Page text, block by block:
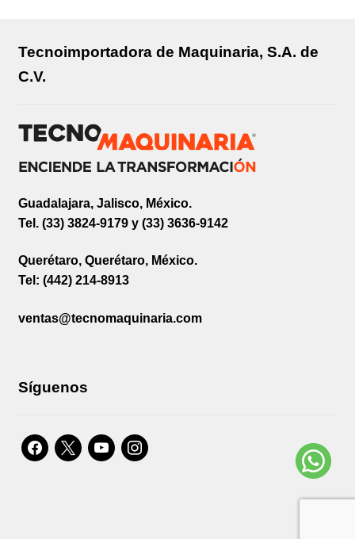
Tecnoimportadora de Maquinaria, S.A. de
C.V.
Guadalajara, Jalisco, México.
Tel. (33) 3824-9179 y (33) 3636-9142
Querétaro, Querétaro, México.
Tel: (442) 214-8913
ventas@tecnomaquinaria.com
Síguenos
facebook
x youtubeinstagram